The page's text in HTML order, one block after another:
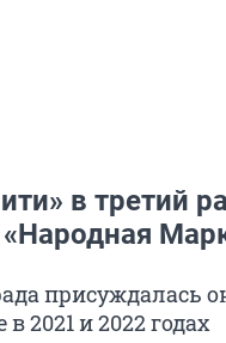
в третий
присуждалась
2021 и 2022 годах